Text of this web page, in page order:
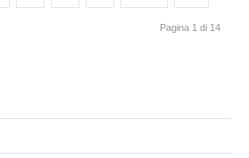
Pagina 1 di 14